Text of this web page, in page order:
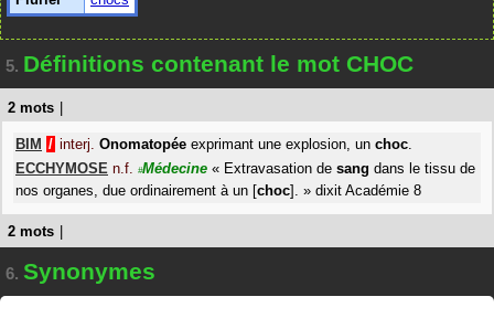
5. Définitions contenant le mot CHOC
2 mots
BIM / interj. Onomatopée exprimant une explosion, un choc.
ECCHYMOSE n.f. #Médecine « Extravasation de sang dans le tissu de
nos organes, due ordinairement à un [choc]. » dixit Académie 8
2 mots
6. Synonymes